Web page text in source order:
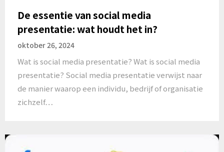
De essentie van social media
presentatie: wat houdt het in?
oktober 26, 2024
Wat is social media presentatie? Wat is social media
presentatie? Social media presentatie verwijst naar
de manier waarop een individu, bedrijf of organisatie
zichzelf…